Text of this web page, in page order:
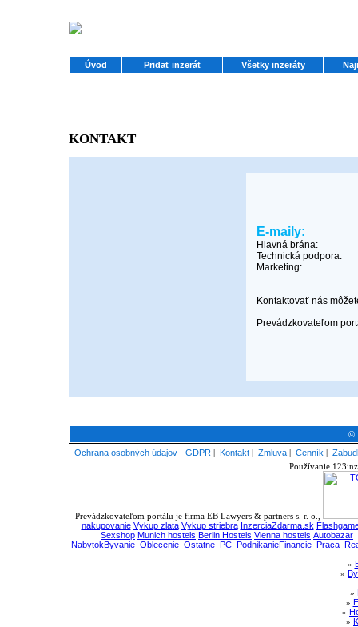
Úvod Pridať inzerát Všetky inzeráty
KONTAKT
E-maily:
Hlavná brána:
Technická podpora:
Marketing:
Kontaktovať nás
Prevádzkovateľom
©
Ochrana osobných údajov - GDPR | Kontakt | Zmluva | Cenník |
Používanie
Prevádzkovateľom portálu je firma EB Lawyers & partners s. r. o.,
nakupovanie Vykup zlata Vykup striebra InzerciaZdarma.sk
Sexshop Munich hostels Berlin Hostels Vienna hostels Autobazar
NabytokByvanie Oblecenie Ostatne PC PodnikanieFinancie Praca
»
»
»
»
»
»